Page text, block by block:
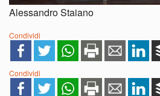
Alessandro Staiano
Condividi
Condividi